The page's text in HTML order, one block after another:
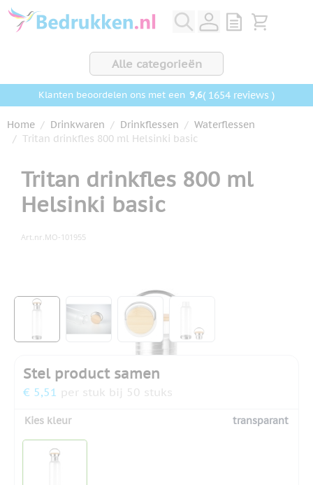
Ga naar de inhoud
View quote,
Bekijk
Alle categorieën
Klanten beoordelen ons met een 9,6( 1654 reviews )
Home / Drinkwaren / Drinkflessen / Waterflessen
/ Tritan drinkfles 800 ml Helsinki basic
Tritan drinkfles 800 ml
Helsinki basic
Art.nr. MO-101955
Klik om afbeelding op volledig scherm te bekijken
View larger imageView larger imageView larger image
Stel product samen
€ 5,51 per stuk bij 50 stuks
Kies kleur transparant